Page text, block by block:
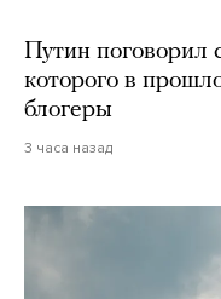
Путин
которого в
блогеры
3 часа назад